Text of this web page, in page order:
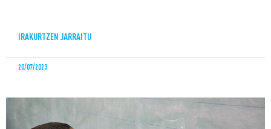
IRAKURTZEN JARRAITU
20/07/2023